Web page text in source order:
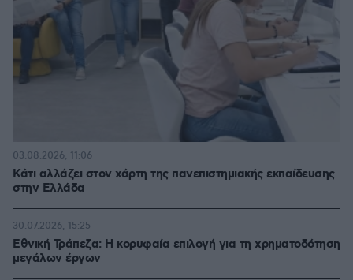
Κάτι αλλάζει στον χάρτη της πανεπιστημιακής εκπαίδευσης
στην Ελλάδα
03.08.2026, 11:06
Εθνική Τράπεζα: Η κορυφαία επιλογή για τη χρηματοδότηση
μεγάλων έργων
30.07.2026, 15:25